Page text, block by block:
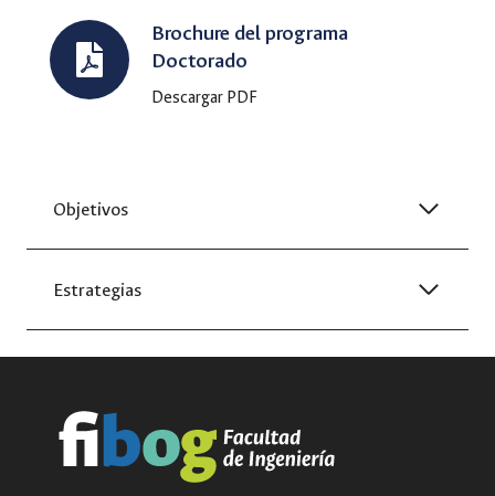
Brochure del programa
Doctorado
Descargar PDF
Objetivos
Estrategias